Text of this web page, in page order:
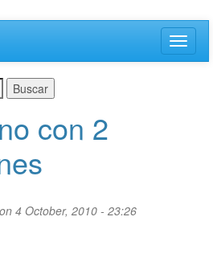
Toggle
con 2
4 October, 2010 - 23:26